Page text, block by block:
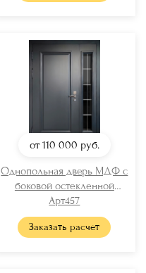
от 110 000 руб.
Однопольная дверь МДФ с
боковой остекленной
вставкой
Арт457
Заказать расчет